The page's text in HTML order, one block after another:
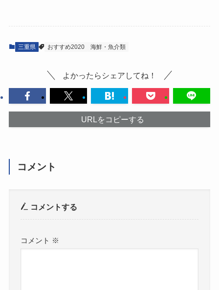
三重県 おすすめ2020 海鮮・魚介類
よかったらシェアしてね！
URLをコピーする
コメント
コメントする
コメント ※